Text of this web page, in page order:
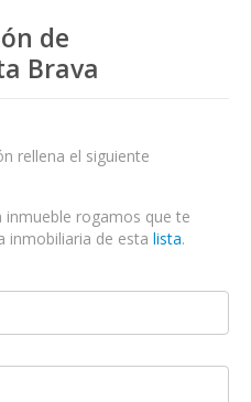
de
Brava
rellena el siguiente
inmueble rogamos que te
inmobiliaria de esta lista.